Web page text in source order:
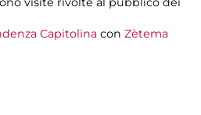
Capitolina con Zètema